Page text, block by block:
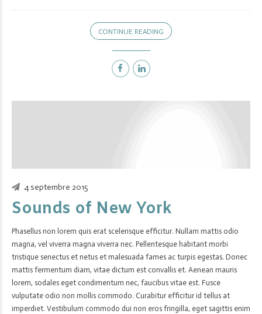
CONTINUE READING
4 septembre 2015
Sounds of New York
Phasellus non lorem quis erat scelerisque efficitur. Nullam mattis odio
magna, vel viverra magna viverra nec. Pellentesque habitant morbi
tristique senectus et netus et malesuada fames ac turpis egestas. Donec
mattis fermentum diam, vitae dictum est convallis et. Aenean mauris
lorem, sodales eget condimentum nec, faucibus vitae est. Fusce
vulputate odio non mollis commodo. Curabitur efficitur id tellus at
imperdiet. Vestibulum commodo dui non eros fringilla, eget sagittis enim